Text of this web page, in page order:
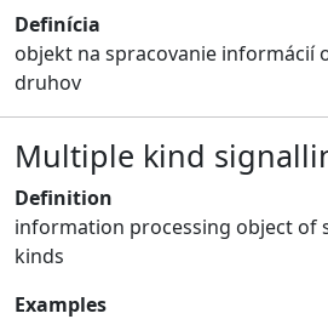
Definícia
objekt na spracovanie informácií
druhov
Multiple kind
Definition
information processing object of
kinds
Examples